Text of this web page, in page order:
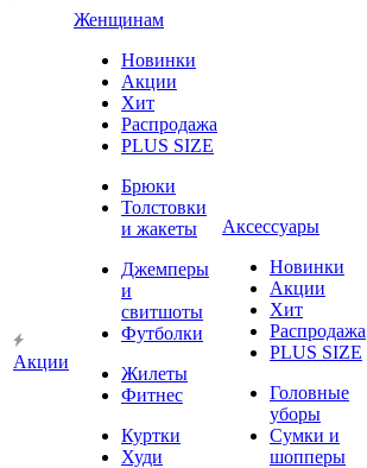
Акции
Женщинам
Новинки
Акции
Хит
Распродажа
PLUS SIZE
Брюки
Толстовки
и жакеты
Джемперы
и
свитшоты
Футболки
Жилеты
Фитнес
Куртки
Худи
Аксессуары
Новинки
Акции
Хит
Распродажа
PLUS SIZE
Головные
уборы
Сумки и
шопперы